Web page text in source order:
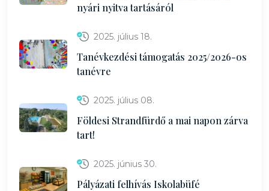
nyári nyitva tartásáról
2025. július 18.
Tanévkezdési támogatás 2025/2026-os
tanévre
2025. július 08.
Földesi Strandfürdő a mai napon zárva
tart!
2025. június 30.
Pályázati felhívás Iskolabüfé